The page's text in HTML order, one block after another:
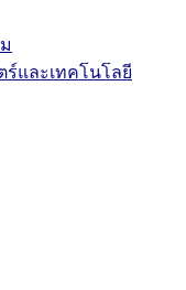
ร์และเทคโนโลยี